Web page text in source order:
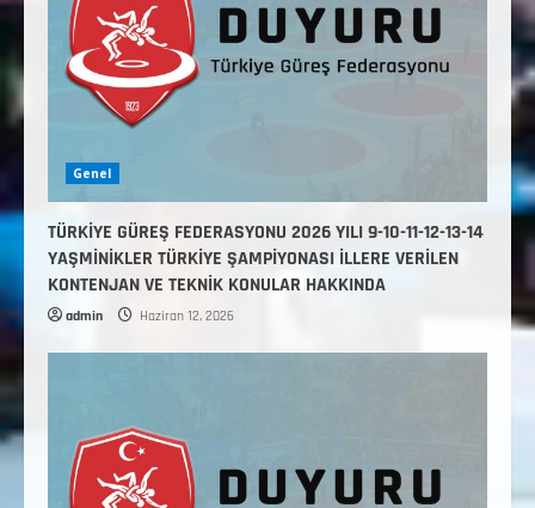
Genel
TÜRKİYE GÜREŞ FEDERASYONU 2026 YILI 9-10-11-12-13-14
YAŞMİNİKLER TÜRKİYE ŞAMPİYONASI İLLERE VERİLEN
KONTENJAN VE TEKNİK KONULAR HAKKINDA
admin Haziran 12, 2026